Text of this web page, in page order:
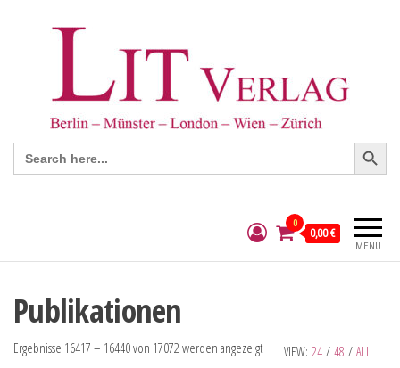
Search
for:
Search Button
MENÜ
0
0,00 €
Publikationen
VIEW: 24 / 48 / ALL
Ergebnisse 16417 – 16440 von 17072 werden angezeigt